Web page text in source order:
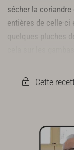
sécher la
entières de celle-ci
quelques pluches
Cette